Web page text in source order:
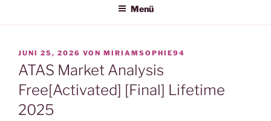
Menü
VERÖFFENTLICHT
AM
JUNI 25, 2026 VON MIRIAMSOPHIE94
ATAS Market Analysis
Free[Activated] [Final] Lifetime
2025